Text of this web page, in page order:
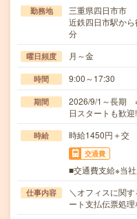
勤務地
三重県四日市市
近鉄四日市駅か
分
曜日頻度 月～金
時間 9:00～17:30
期間
2026/9/1～長期
日スタートも歓迎!
時給 時給1450円＋交
交通費
■交通費支給※当
仕事内容
＼オフィスに関
ート支払伝票処